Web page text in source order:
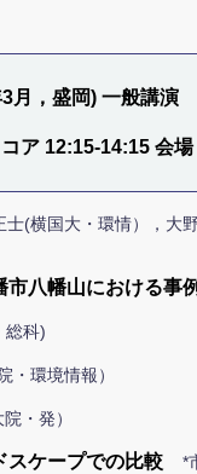
3月，盛岡) 一般講演
ア 12:15-14:15 会場
士(横国大・環情），大
市八幡山における事
総科)
・環境情報）
・発）
スケープでの比較
*